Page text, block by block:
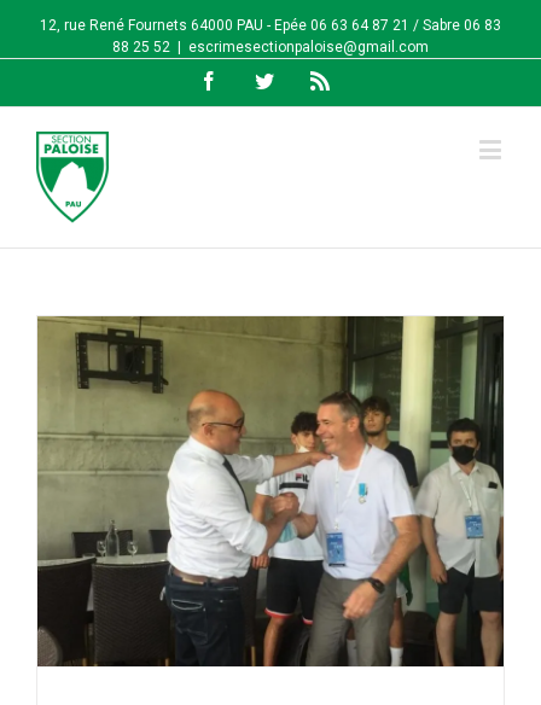
12, rue René Fournets 64000 PAU - Epée 06 63 64 87 21 / Sabre 06 83
88 25 52
escrimesectionpaloise@gmail.com
FacebookTwitter